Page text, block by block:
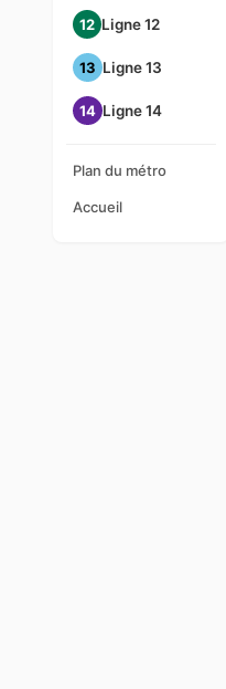
12 Ligne 12
13 Ligne 13
14 Ligne 14
Plan du métro
Accueil